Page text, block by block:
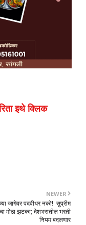
इथे क्लिक
NEWER
जागेवर पदवीधर नको!' सुप्रीम
मोठा झटका; देशभरातील भरती
नियम बदलणार